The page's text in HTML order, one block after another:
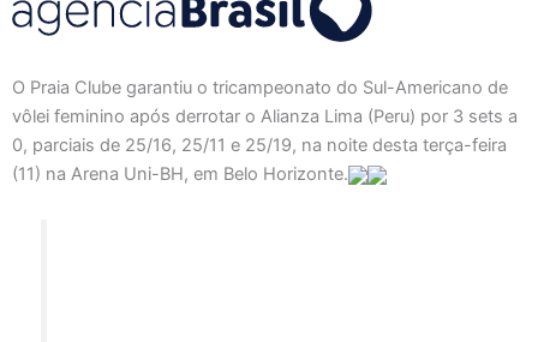
O Praia Clube garantiu o tricampeonato do Sul-Americano de
vôlei feminino após derrotar o Alianza Lima (Peru) por 3 sets a
0, parciais de 25/16, 25/11 e 25/19, na noite desta terça-feira
(11) na Arena Uni-BH, em Belo Horizonte.